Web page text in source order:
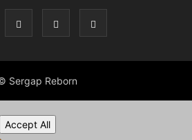
Sergap Reborn
Accept All